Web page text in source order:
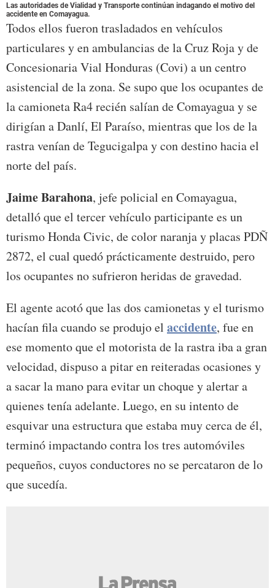
Las autoridades de Vialidad y Transporte continúan indagando el motivo del
accidente en Comayagua.
Todos ellos fueron trasladados en vehículos
particulares y en ambulancias de la Cruz Roja y de
Concesionaria Vial Honduras (Covi) a un centro
asistencial de la zona. Se supo que los ocupantes de
la camioneta Ra4 recién salían de Comayagua y se
dirigían a Danlí, El Paraíso, mientras que los de la
rastra venían de Tegucigalpa y con destino hacia el
norte del país.
Jaime Barahona, jefe policial en Comayagua,
detalló que el tercer vehículo participante es un
turismo Honda Civic, de color naranja y placas PDÑ
2872, el cual quedó prácticamente destruido, pero
los ocupantes no sufrieron heridas de gravedad.
El agente acotó que las dos camionetas y el turismo
hacían fila cuando se produjo el accidente, fue en
ese momento que el motorista de la rastra iba a gran
velocidad, dispuso a pitar en reiteradas ocasiones y
a sacar la mano para evitar un choque y alertar a
quienes tenía adelante. Luego, en su intento de
esquivar una estructura que estaba muy cerca de él,
terminó impactando contra los tres automóviles
pequeños, cuyos conductores no se percataron de lo
que sucedía.